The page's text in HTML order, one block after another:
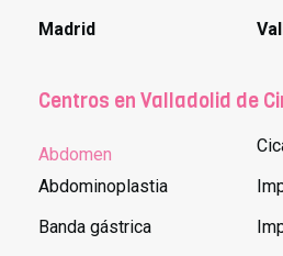
Madrid
Centros en Valladolid de
Abdomen
Abdominoplastia
Banda gástrica